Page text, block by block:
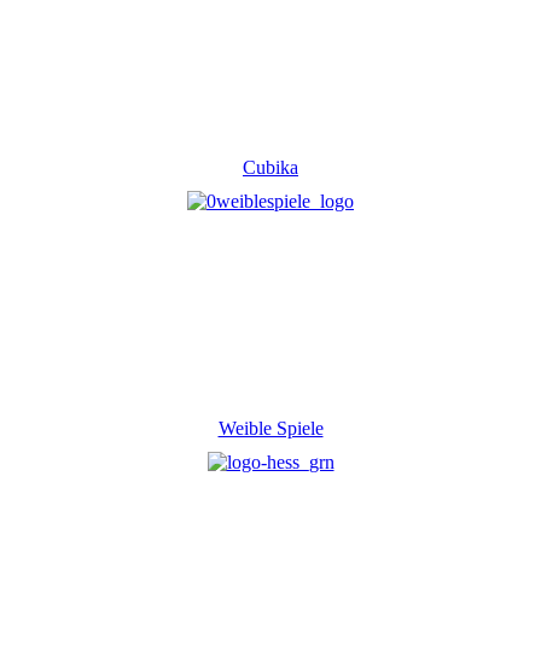
Cubika
Weible Spiele